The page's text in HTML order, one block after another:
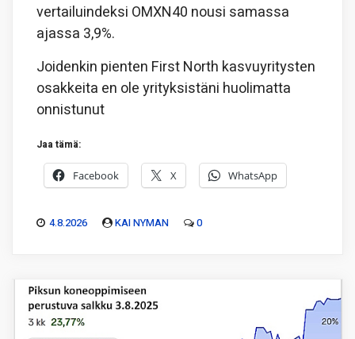
vertailuindeksi OMXN40 nousi samassa
ajassa 3,9%.
Joidenkin pienten First North kasvuyritysten
osakkeita en ole yrityksistäni huolimatta
onnistunut
Jaa tämä:
Facebook X WhatsApp
4.8.2026 KAI NYMAN 0